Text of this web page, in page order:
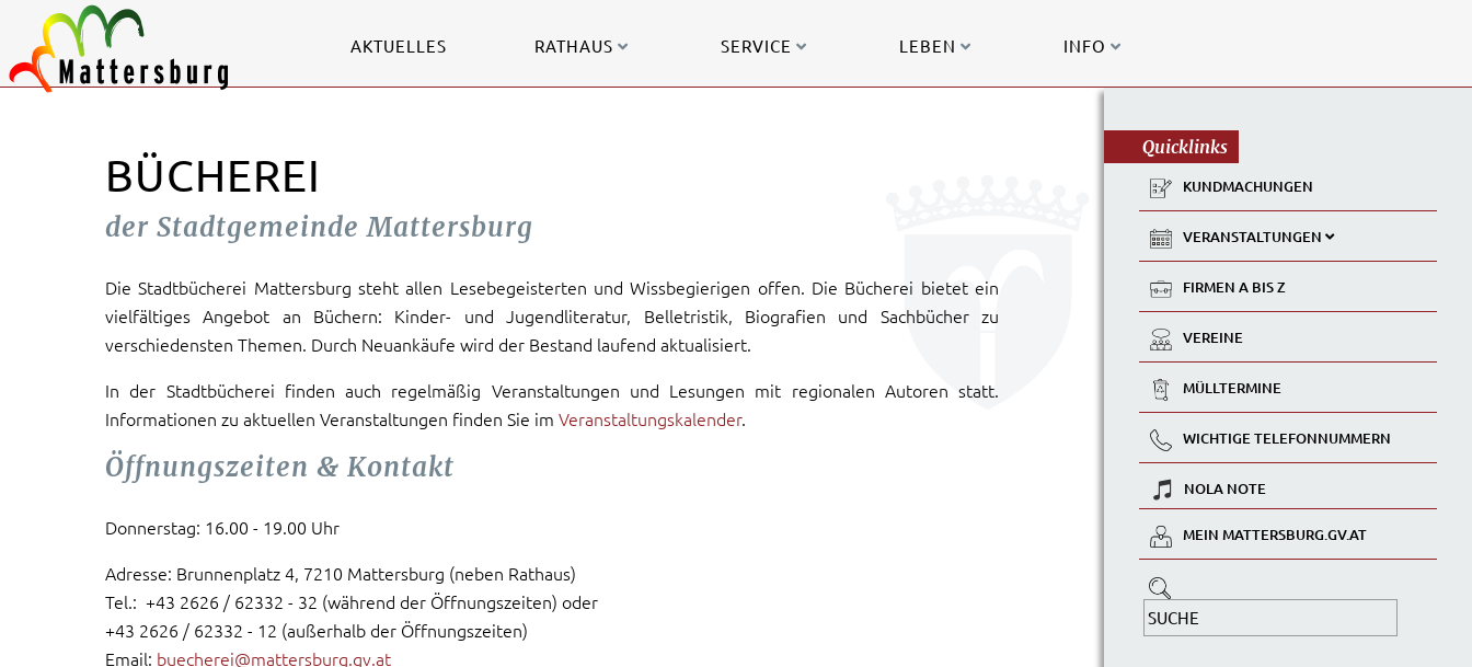
AKTUELLES RATHAUS SERVICE LEBEN INFO
BÜCHEREI
der Stadtgemeinde Mattersburg
Die Stadtbücherei Mattersburg steht allen Lesebegeisterten und Wissbegierigen offen. Die Bücherei bietet ein
vielfältiges Angebot an Büchern: Kinder- und Jugendliteratur, Belletristik, Biografien und Sachbücher zu
verschiedensten Themen. Durch Neuankäufe wird der Bestand laufend aktualisiert.
In der Stadtbücherei finden auch regelmäßig Veranstaltungen und Lesungen mit regionalen Autoren statt.
Informationen zu aktuellen Veranstaltungen finden Sie im Veranstaltungskalender.
Öffnungszeiten & Kontakt
Donnerstag: 16.00 - 19.00 Uhr
Adresse: Brunnenplatz 4, 7210 Mattersburg (neben Rathaus)
Tel.: +43 2626 / 62332 - 32 (während der Öffnungszeiten) oder
+43 2626 / 62332 - 12 (außerhalb der Öffnungszeiten)
Email: buecherei@mattersburg.gv.at
Quicklinks
KUNDMACHUNGEN
VERANSTALTUNGEN
FIRMEN A BIS Z
VEREINE
MÜLLTERMINE
WICHTIGE TELEFONNUMMERN
NOLA NOTE
MEIN MATTERSBURG.GV.AT